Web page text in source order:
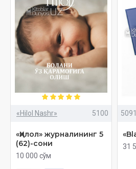
«Hilol Nashr» 5100
«Ҳилол» журналининг 5
(62)-сони
10 000 сўм
5091
31